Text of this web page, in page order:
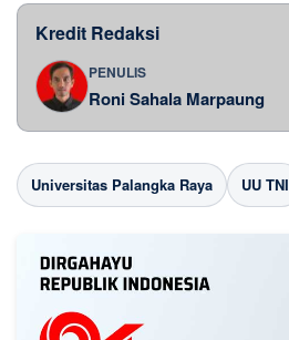
Kredit Redaksi
PENULIS
Roni Sahala Marpaung
Universitas Palangka Raya UU TNI